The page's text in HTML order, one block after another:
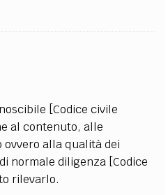
[Codice civile
al contenuto, alle
alla qualità dei
normale diligenza [Codice
rilevarlo.